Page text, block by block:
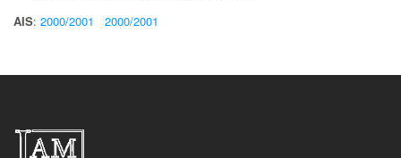
AIS: 2000/2001 2000/2001